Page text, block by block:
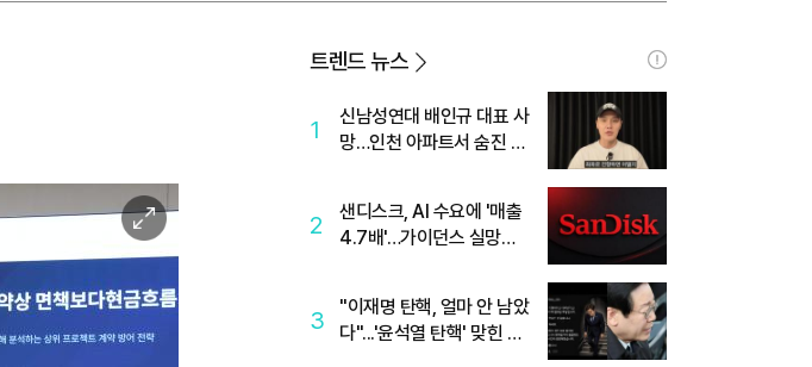
트
트
이
미
지
확
트렌드 뉴스
1
신남성연대 배인규 대표 사
망…인천 아파트서 숨진 채
2
샌디스크, AI 수요에 '매출
4.7배'…가이던스 실망에
3
"이재명 탄핵, 얼마 안 남았
다"...'윤석열 탄핵' 맞힌 무